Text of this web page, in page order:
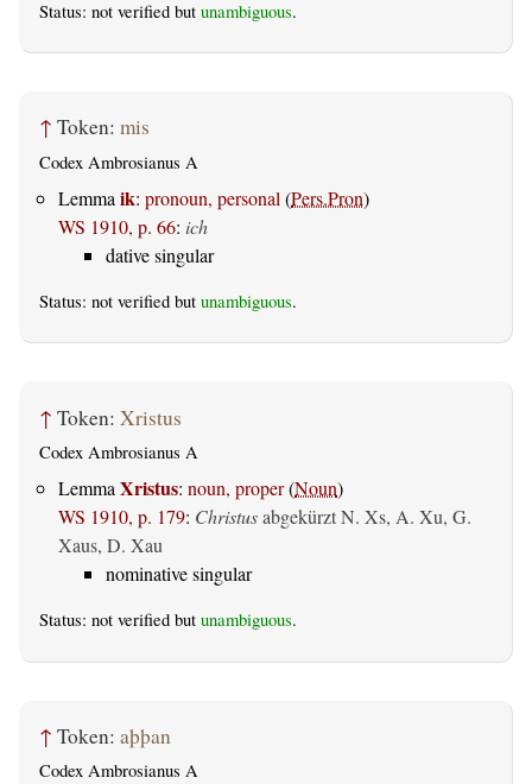
Status: not verified but unambiguous.
↑ Token: mis
Codex Ambrosianus A
Lemma ik: pronoun, personal (Pers.Pron)
WS 1910, p. 66: ich
dative singular
Status: not verified but unambiguous.
↑ Token: Xristus
Codex Ambrosianus A
LemmaXristus: noun, proper(Noun)
WS 1910, p. 179: Christusabgekürzt N. Xs, A. Xu, G.
Xaus, D. Xau
nominative singular
Status: not verified but unambiguous.
↑ Token: aþþan
Codex Ambrosianus A